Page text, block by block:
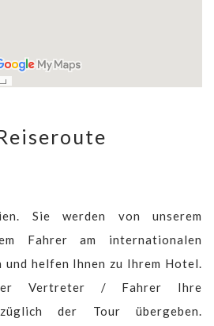
Sie werden von unserem
Fahrer am internationalen
helfen Ihnen zu Ihrem Hotel.
Vertreter / Fahrer Ihre
der Tour übergeben.